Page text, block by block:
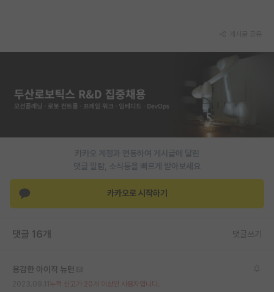
PI 전용 게시판
특수/전문대학원 게시판
장학금/장학생 게시판
학술 정보 게시판
이벤트
카카오 계정과 연동하여 게시글에 달린
댓글 알람, 소식등을 빠르게 받아보세요
카카오로 시작하기
댓글 16개 댓글쓰기
용감한 아이작 뉴턴
누적 신고가 20개 이상인 사용자입니다.